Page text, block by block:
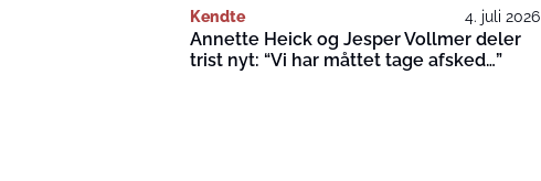
Kendte 4. juli 2026
Annette Heick og Jesper Vollmer deler
trist nyt: “Vi har måttet tage afsked…”